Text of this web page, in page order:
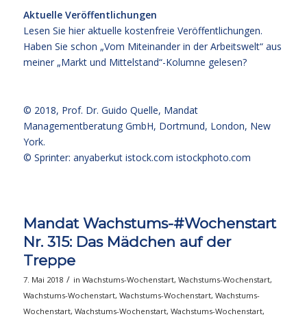
Aktuelle Veröffentlichungen
Lesen Sie hier aktuelle kostenfreie Veröffentlichungen.
Haben Sie schon „Vom Miteinander in der Arbeitswelt“ aus
meiner „Markt und Mittelstand“-Kolumne gelesen?
© 2018, Prof. Dr. Guido Quelle, Mandat
Managementberatung GmbH, Dortmund, London, New
York.
© Sprinter: anyaberkut istock.com istockphoto.com
Mandat Wachstums-#Wochenstart
Nr. 315: Das Mädchen auf der
Treppe
7. Mai 2018 / in Wachstums-Wochenstart, Wachstums-Wochenstart,
Wachstums-Wochenstart, Wachstums-Wochenstart, Wachstums-
Wochenstart, Wachstums-Wochenstart, Wachstums-Wochenstart,